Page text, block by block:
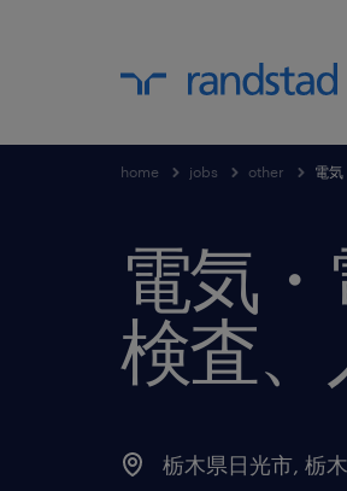
home jobs other 電
電気
検査
栃木県日光市, 栃